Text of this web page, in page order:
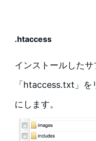
.htaccess
インストールした
「htaccess.txt」を
にします。